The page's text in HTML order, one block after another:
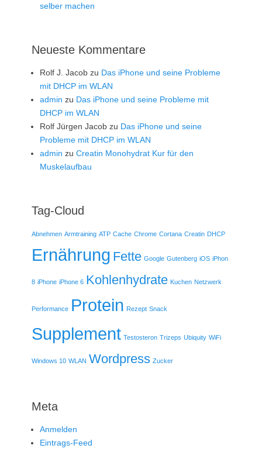
selber machen
Neueste Kommentare
Rolf J. Jacob zu Das iPhone und seine Probleme
mit DHCP im WLAN
admin zu Das iPhone und seine Probleme mit
DHCP im WLAN
Rolf Jürgen Jacob zu Das iPhone und seine
Probleme mit DHCP im WLAN
admin zu Creatin Monohydrat Kur für den
Muskelaufbau
Tag-Cloud
Abnehmen Armtraining ATP Cache Chrome Cortana Creatin DHCP
Ernährung Fette Google Gutenberg iOS iPhon
8 iPhone iPhone 6 Kohlenhydrate Kuchen Netzwerk
Performance Protein Rezept Snack
Supplement Testosteron Trizeps Ubiquity WiFi
Windows 10 WLAN Wordpress Zucker
Meta
Anmelden
Eintrags-Feed